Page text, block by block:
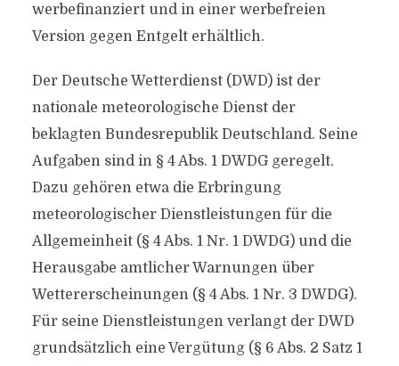
werbefinanziert und in einer werbefreien
Version gegen Entgelt erhältlich.
Der Deutsche Wetterdienst (DWD) ist der
nationale meteorologische Dienst der
beklagten Bundesrepublik Deutschland. Seine
Aufgaben sind in § 4 Abs. 1 DWDG geregelt.
Dazu gehören etwa die Erbringung
meteorologischer Dienstleistungen für die
Allgemeinheit (§ 4 Abs. 1 Nr. 1 DWDG) und die
Herausgabe amtlicher Warnungen über
Wettererscheinungen (§ 4 Abs. 1 Nr. 3 DWDG).
Für seine Dienstleistungen verlangt der DWD
grundsätzlich eine Vergütung (§ 6 Abs. 2 Satz 1